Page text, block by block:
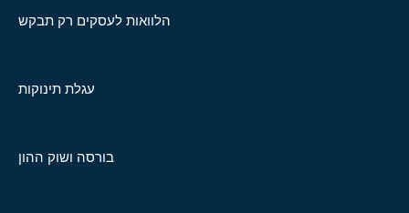
הלוואות לעסקים רק תבקש
עגלת תינוקות
בורסה ושוק ההון